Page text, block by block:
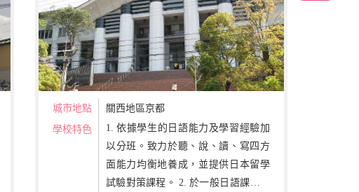
城市地點
關西地區京都
學校特色
1. 依據學生的日語能力及學習經驗加
以分班。致力於聽、說、讀、寫四方
面能力均衡地養成，並提供日本留學
試驗對策課程。 2. 於一般日語課程之